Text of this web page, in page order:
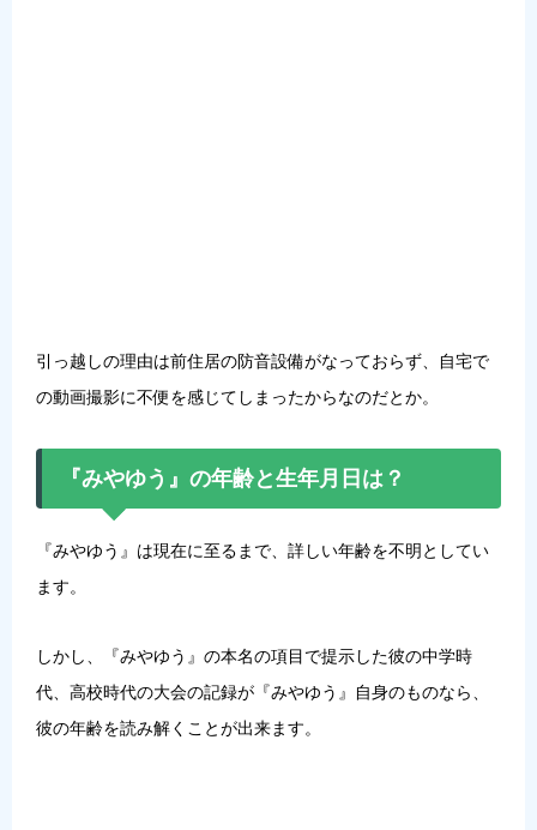
引っ越しの理由は前住居の防音設備がなっておらず、自宅で
の動画撮影に不便を感じてしまったからなのだとか。
『みやゆう』の年齢と生年月日は？
『みやゆう』は現在に至るまで、詳しい年齢を不明としてい
ます。
しかし、『みやゆう』の本名の項目で提示した彼の中学時
代、高校時代の大会の記録が『みやゆう』自身のものなら、
彼の年齢を読み解くことが出来ます。